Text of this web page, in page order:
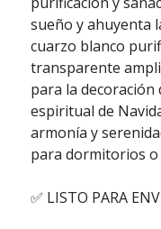
sueño y ahuyenta
cuarzo blanco
transparente
para la
espiritual de
armonía y
para dormitorios o
✅ LISTO PARA